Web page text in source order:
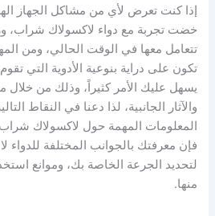
إذا كنت تعرض لأي من مشاكل الجهاز
خضت تجربة مع دواء لاكسولاك شراب،
تتعامل معها في الوقت الحالي، ومن
تكون على دراية بنوعية الأدوية التي
يسهل عليك الأمر كثيراً، وذلك من خلال
والآثار الجانبية، لذا دعنا في النقاط
المعلومات المهمة حول لاكسولاك
فإن معرفتك بالجوانب المختلفة للدواء
لتحديد الجرعة الخاصة بك، وموانع
منها.